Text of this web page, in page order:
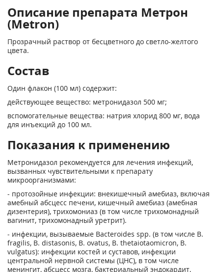
Описание препарата Метрон
(Metron)
Прозрачный раствор от бесцветного до светло-желтого
цвета.
Состав
Один флакон (100 мл) содержит:
действующее вещество: метронидазол 500 мг;
вспомогательные вещества: натрия хлорид 800 мг, вода
для инъекций до 100 мл.
Показания к применению
Метронидазол рекомендуется для лечения инфекций,
вызванных чувствительными к препарату
микроорганизмами:
- протозойные инфекции: внекишечный амебиаз, включая
амебный абсцесс печени, кишечный амебиаз (амебная
дизентерия), трихомониаз (в том числе трихомонадный
вагинит, трихомонадный уретрит).
- инфекции, вызываемые Bacteroides spp. (в том числе В.
fragilis, В. distasonis, В. ovatus, В. thetaiotaomicron, В.
vulgatus): инфекции костей и суставов, инфекции
центральной нервной системы (ЦНС), в том числе
менингит, абсцесс мозга, бактериальный эндокардит,